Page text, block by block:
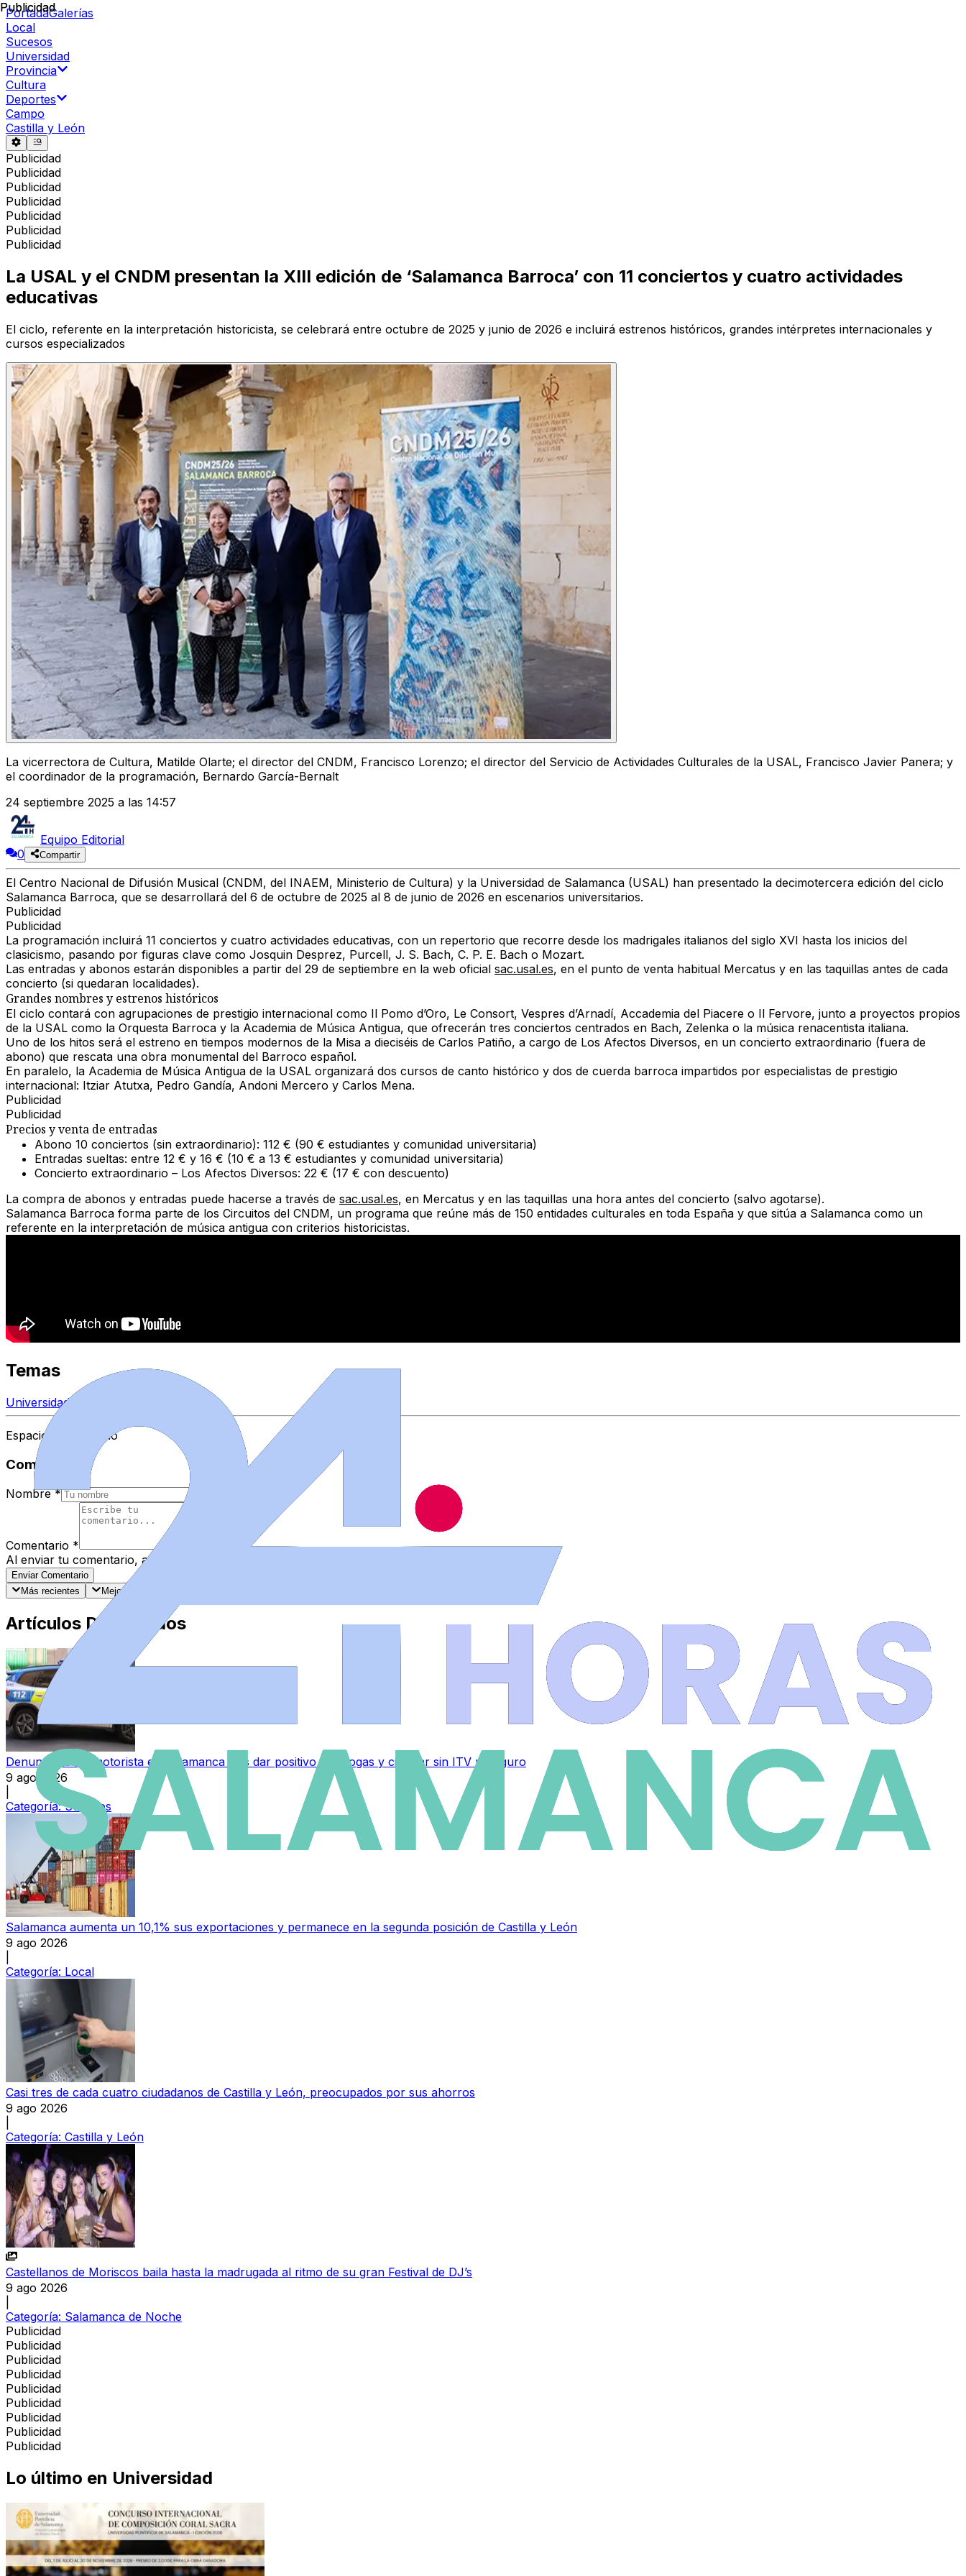
PortadaGalerías
Local
Sucesos
Universidad
Provincia
Cultura
Deportes
Campo
Castilla y León
Publicidad
Publicidad
Publicidad
Publicidad
Publicidad
Publicidad
Publicidad
Publicidad
La USAL y el CNDM presentan la XIII edición de ‘Salamanca Barroca’ con 11 conciertos y cuatro actividades
educativas
El ciclo, referente en la interpretación historicista, se celebrará entre octubre de 2025 y junio de 2026 e incluirá estrenos históricos, grandes intérpretes internacionales y
cursos especializados
La vicerrectora de Cultura, Matilde Olarte; el director del CNDM, Francisco Lorenzo; el director del Servicio de Actividades Culturales de la USAL, Francisco Javier Panera; y
el coordinador de la programación, Bernardo García-Bernalt
24 septiembre 2025 a las 14:57
Equipo Editorial
0
Compartir
El Centro Nacional de Difusión Musical (CNDM, del INAEM, Ministerio de Cultura) y la Universidad de Salamanca (USAL) han presentado la decimotercera edición del ciclo
Salamanca Barroca, que se desarrollará del 6 de octubre de 2025 al 8 de junio de 2026 en escenarios universitarios.
Publicidad
Publicidad
La programación incluirá 11 conciertos y cuatro actividades educativas, con un repertorio que recorre desde los madrigales italianos del siglo XVI hasta los inicios del
clasicismo, pasando por figuras clave como Josquin Desprez, Purcell, J. S. Bach, C. P. E. Bach o Mozart.
Las entradas y abonos estarán disponibles a partir del 29 de septiembre en la web oficial sac.usal.es, en el punto de venta habitual Mercatus y en las taquillas antes de cada
concierto (si quedaran localidades).
Grandes nombres y estrenos históricos
El ciclo contará con agrupaciones de prestigio internacional como Il Pomo d’Oro, Le Consort, Vespres d’Arnadí, Accademia del Piacere o Il Fervore, junto a proyectos propios
de la USAL como la Orquesta Barroca y la Academia de Música Antigua, que ofrecerán tres conciertos centrados en Bach, Zelenka o la música renacentista italiana.
Uno de los hitos será el estreno en tiempos modernos de la Misa a dieciséis de Carlos Patiño, a cargo de Los Afectos Diversos, en un concierto extraordinario (fuera de
abono) que rescata una obra monumental del Barroco español.
En paralelo, la Academia de Música Antigua de la USAL organizará dos cursos de canto histórico y dos de cuerda barroca impartidos por especialistas de prestigio
internacional: Itziar Atutxa, Pedro Gandía, Andoni Mercero y Carlos Mena.
Publicidad
Publicidad
Precios y venta de entradas
Abono 10 conciertos (sin extraordinario): 112 € (90 € estudiantes y comunidad universitaria)
Entradas sueltas: entre 12 € y 16 € (10 € a 13 € estudiantes y comunidad universitaria)
Concierto extraordinario – Los Afectos Diversos: 22 € (17 € con descuento)
La compra de abonos y entradas puede hacerse a través de sac.usal.es, en Mercatus y en las taquillas una hora antes del concierto (salvo agotarse).
Salamanca Barroca forma parte de los Circuitos del CNDM, un programa que reúne más de 150 entidades culturales en toda España y que sitúa a Salamanca como un
referente en la interpretación de música antigua con criterios historicistas.
Temas
Universidad de Salamanca
Espacio Patrocinado
Comentarios
Nombre *
Comentario *
Al enviar tu comentario, aceptas las
Enviar Comentario
Más recientes
Mejor valorados
Artículos Destacados
Denunciado un motorista en Salamanca tras dar positivo en drogas y circular sin ITV ni seguro
9 ago 2026
Categoría:Sucesos
Salamanca aumenta un 10,1% sus exportaciones y permanece en la segunda posición de Castilla y León
9 ago 2026
Categoría: Local
Casi tres de cada cuatro ciudadanos de Castilla y León, preocupados por sus ahorros
9 ago 2026
Categoría: Castilla y León
Castellanos de Moriscos baila hasta la madrugada al ritmo de su gran Festival de DJ’s
9 ago 2026
Categoría: Salamanca de Noche
Publicidad
Publicidad
Publicidad
Publicidad
Publicidad
Publicidad
Publicidad
Publicidad
Publicidad
Lo último en Universidad
Publicidad